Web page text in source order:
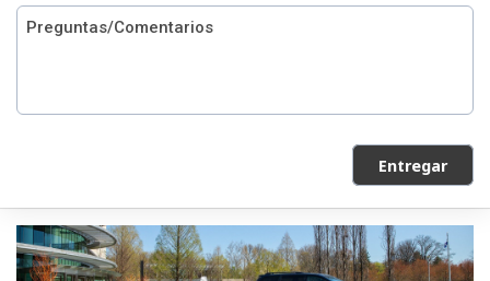
Entregar